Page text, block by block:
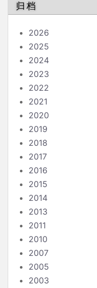
归档
2026
2025
2024
2023
2022
2021
2020
2019
2018
2017
2016
2015
2014
2013
2011
2010
2007
2005
2003